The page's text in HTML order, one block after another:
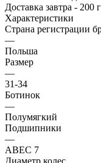
Доставка завтра - 200
Характеристики
Страна регистрации
—
Польша
Размер
—
31-34
Ботинок
—
Полумягкий
Подшипники
—
ABEC 7
Диаметр колес